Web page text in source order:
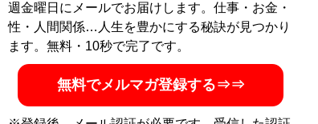
記事一覧へ
週金曜日にメールでお届けします。仕事・お金・
性・人間関係…人生を豊かにする秘訣が見つかり
ます。無料・10秒で完了です。
無料でメルマガ登録する⇒⇒